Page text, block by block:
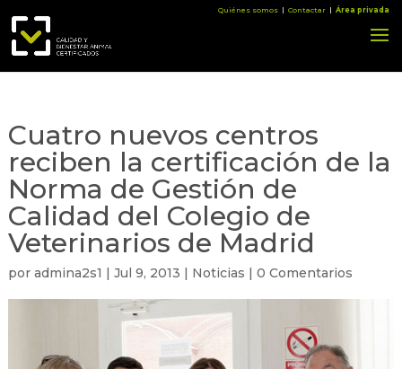
Quiénes somos | Contactar | Área privada
Cuatro nuevos centros
reciben la certificación de la
Norma de Gestión de
Calidad del Colegio de
Veterinarios de Madrid
por admina2s1 | Jul 9, 2013 | Noticias | 0 Comentarios